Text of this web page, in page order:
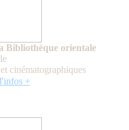
Bibliothèque orientale
cinématographiques
+